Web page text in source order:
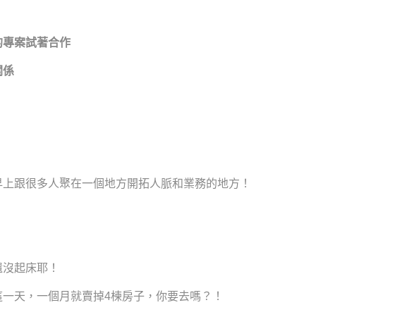
案試著合作
係
跟很多人聚在一個地方開拓人脈和業務的地方！
起床耶！
天，一個月就賣掉4楝房子，你要去嗎？！